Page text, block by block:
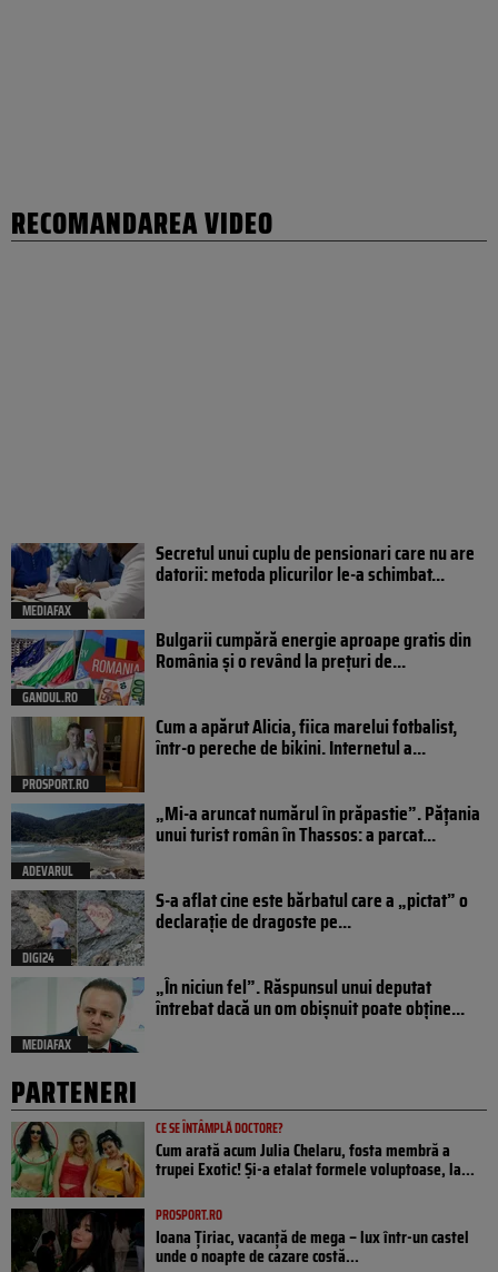
RECOMANDAREA VIDEO
MEDIAFAX
Secretul unui cuplu de pensionari care nu are
datorii: metoda plicurilor le-a schimbat...
GANDUL.RO
Bulgarii cumpără energie aproape gratis din
România și o revând la prețuri de...
PROSPORT.RO
Cum a apărut Alicia, fiica marelui fotbalist,
într-o pereche de bikini. Internetul a...
ADEVARUL
„Mi-a aruncat numărul în prăpastie”. Pățania
unui turist român în Thassos: a parcat...
DIGI24
S-a aflat cine este bărbatul care a „pictat” o
declarație de dragoste pe...
MEDIAFAX
„În niciun fel”. Răspunsul unui deputat
întrebat dacă un om obișnuit poate obține...
PARTENERI
CE SE ÎNTÂMPLĂ DOCTORE?
Cum arată acum Julia Chelaru, fosta membră a
trupei Exotic! Și-a etalat formele voluptoase, la...
PROSPORT.RO
Ioana Țiriac, vacanță de mega – lux într-un castel
unde o noapte de cazare costă...